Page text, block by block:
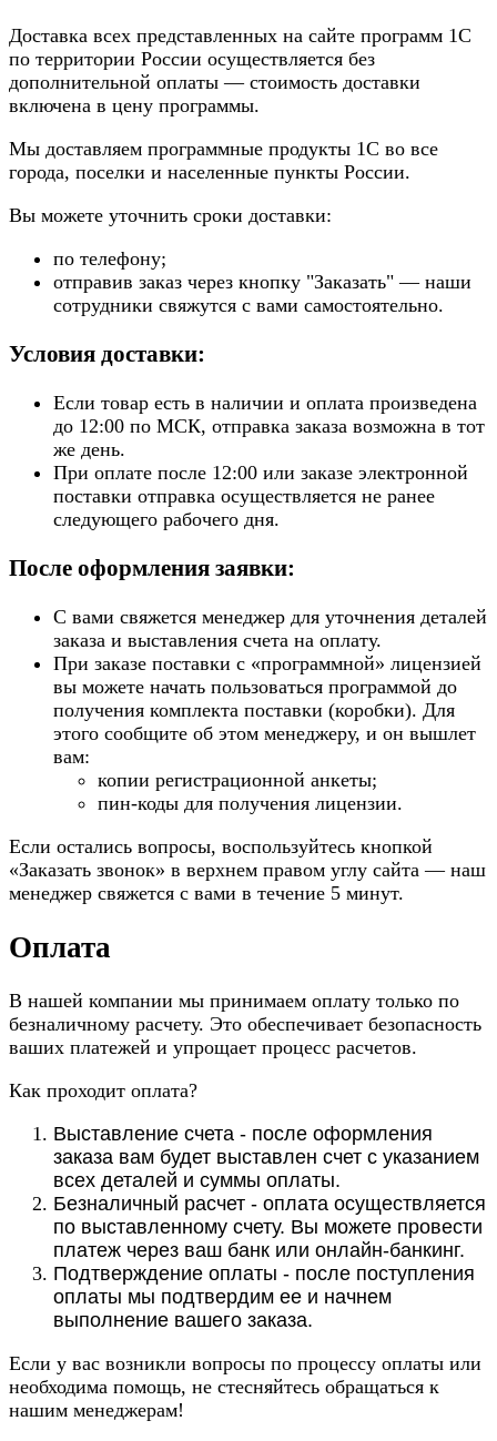
Доставка всех представленных на сайте программ 1С
по территории России осуществляется без
дополнительной оплаты — стоимость доставки
включена в цену программы.
Мы доставляем программные продукты 1С во все
города, поселки и населенные пункты России.
Вы можете уточнить сроки доставки:
по телефону;
отправив заказ через кнопку "Заказать" — наши
сотрудники свяжутся с вами самостоятельно.
Условия доставки:
Если товар есть в наличии и оплата произведена
до 12:00 по МСК, отправка заказа возможна в тот
же день.
При оплате после 12:00 или заказе электронной
поставки отправка осуществляется не ранее
следующего рабочего дня.
После оформления заявки:
С вами свяжется менеджер для уточнения деталей
заказа и выставления счета на оплату.
При заказе поставки с «программной» лицензией
вы можете начать пользоваться программой до
получения комплекта поставки (коробки). Для
этого сообщите об этом менеджеру, и он вышлет
вам:
копии регистрационной анкеты;
пин-коды для получения лицензии.
Если остались вопросы, воспользуйтесь кнопкой
«Заказать звонок» в верхнем правом углу сайта — наш
менеджер свяжется с вами в течение 5 минут.
Оплата
В нашей компании мы принимаем оплату только по
безналичному расчету. Это обеспечивает безопасность
ваших платежей и упрощает процесс расчетов.
Как проходит оплата?
Выставление счета - после оформления
заказа вам будет выставлен счет с указанием
всех деталей и суммы оплаты.
Безналичный расчет - оплата осуществляется
по выставленному счету. Вы можете провести
платеж через ваш банк или онлайн-банкинг.
Подтверждение оплаты - после поступления
оплаты мы подтвердим ее и начнем
выполнение вашего заказа.
Если у вас возникли вопросы по процессу оплаты или
необходима помощь, не стесняйтесь обращаться к
нашим менеджерам!